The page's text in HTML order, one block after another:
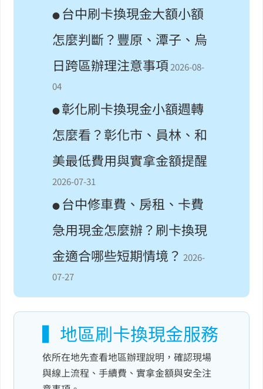
● 台中刷卡換現金大額小額
怎麼判斷？豐原、潭子、烏
日跨區辦理注意事項2026-08-
04
● 彰化刷卡換現金小額週轉
怎麼看？彰化市、員林、和
美最低費用與實拿金額提醒
2026-07-31
● 台中修車費、房租、卡費
急用現金怎麼辦？刷卡換現
金適合哪些短期情境？ 2026-
07-27
▍地區刷卡換現金服務
依所在地先查看地區辦理說明，確認現場
與線上流程、手續費、實拿金額與安全注